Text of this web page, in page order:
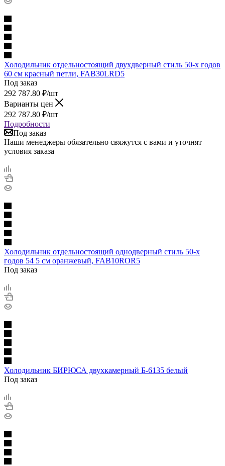
Холодильник отдельностоящий двухдверный стиль 50-х годов
60 см красный петли, FAB30LRD5
Под заказ
292 787.80 ₽/шт
Варианты цен
292 787.80 ₽/шт
Подробности
Под заказ
Наши менеджеры обязательно свяжутся с вами и уточнят
условия заказа
Холодильник отдельностоящий однодверный стиль 50-х
годов 54 5 см оранжевый, FAB10ROR5
Под заказ
Холодильник БИРЮСА двухкамерный Б-6135 белый
Под заказ